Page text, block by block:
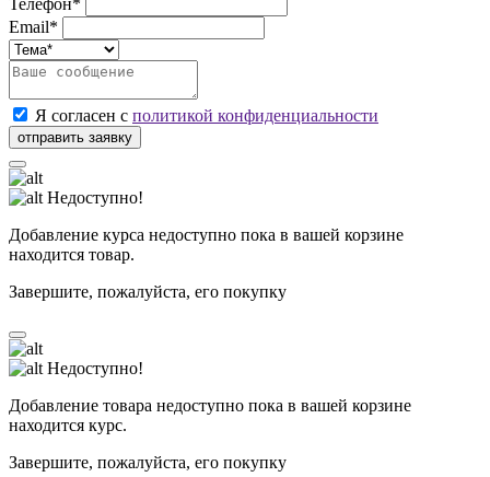
Email*
Я согласен с политикой конфиденциальности
Недоступно!
Добавление курса недоступно пока в вашей корзине
находится товар.
Завершите, пожалуйста, его покупку
Недоступно!
Добавление товара недоступно пока в вашей корзине
находится курс.
Завершите, пожалуйста, его покупку